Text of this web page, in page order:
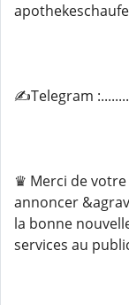
✍️Telegram
♛ Merci de votre
annoncer
la bonne
services au